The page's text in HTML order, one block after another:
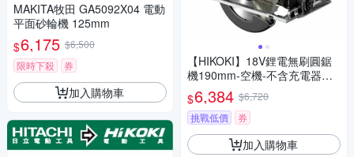
MAKITA牧田 GA5092X04 電動
平面砂輪機 125mm
$6,175 $6,500
限時下殺
券
加入購物車
【HIKOKI】18V鋰電無刷圓鋸
機190mm-空機-不含充電器及
電池(C1807DA-NN)
$6,384 $6,720
挑戰低價
券
加入購物車